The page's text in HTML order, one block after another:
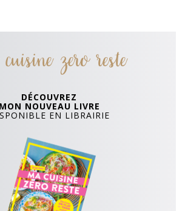
zero reste
DÉCOUVREZ
MON NOUVEAU LIVRE
EN LIBRAIRIE